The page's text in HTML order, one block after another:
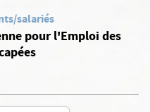
salariés
pour l'Emploi des